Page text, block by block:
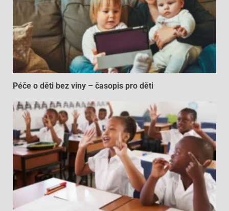
Péče o děti bez viny – časopis pro děti